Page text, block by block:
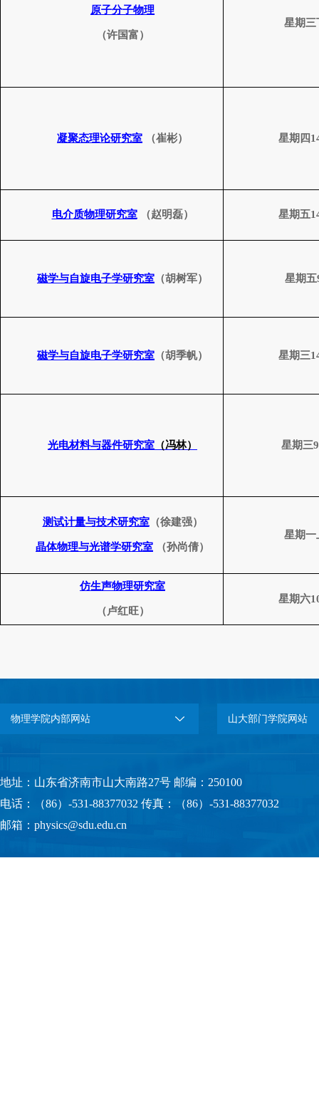
原子分子物理
（许国富）
星期三
凝聚态理论研究室 （崔彬） 星期四
电介质物理研究室 （赵明磊） 星期五
磁学与自旋电子学研究室 （胡树军） 星期五
磁学与自旋电子学研究室 （胡季帆） 星期三
光电材料与器件研究室 （冯林） 星期三9
测试计量与技术研究室（徐建强）
晶体物理与光谱学研究室 （孙尚倩）
星期一
仿生声物理研究室
（卢红旺）
星期六
物理学院内部网站 山大部门学院网站
地址：山东省济南市山大南路27号 邮编：250100
电话：（86）-531-88377032 传真：（86）-531-88377032
邮箱：physics@sdu.edu.cn